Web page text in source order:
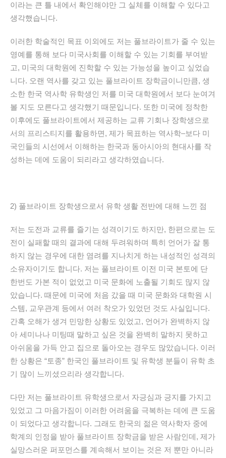
이라는 큰 틀 내에서 확인해야만 그 실체를 이해할 수 있다고
생각했습니다.
이러한 학술적인 목표 이외에도 저는 풀브라이트가 줄 수 있는
영예를 통해 보다 미국사회를 이해할 수 있는 기회를 부여받
고, 미국의 대학원에 진학할 수 있는 가능성을 높이고 싶었습
니다. 오랜 역사를 갖고 있는 풀브라이트 장학금이니만큼, 생
소한 한국 역사학 유학생인 저를 미국 대학원에서 보다 눈여겨
볼 지도 모른다고 생각했기 때문입니다. 또한 미국에 정착한
이후에도 풀브라이트에서 제공하는 교류 기회나 장학생으로
서의 프리스티지를 활용하면, 제가 목표하는 역사학–보다 미
국인들의 시선에서 이해하는 한국과 동아시아의 현대사를 작
성하는 데에 도움이 되리라고 생각하였습니다.
2) 풀브라이트 장학생으로서 유학 생활 전반에 대해 느낀 점
저는 도전과 교류를 즐기는 성격이기도 하지만, 한편으로는 도
전이 실패할 때의 결과에 대해 두려워하며 특히 언어가 잘 통
하지 않는 경우에 대한 염려를 지나치게 하는 내성적인 성격의
소유자이기도 합니다. 저는 풀브라이트 이전 미국 본토에 단
한번도 가본 적이 없었고 미국 문화에 노출될 기회도 많지 않
았습니다. 때문에 미국에 처음 갔을 때 미국 문화와 대학원 시
스템, 교우관계 등에서 여러 착오가 있었던 것도 사실입니다.
간혹 오해가 생겨 민망한 상황도 있었고, 언어가 완벽하지 않
아 세미나나 미팅때 말하고 싶은 것을 완벽히 말하지 못하고
아쉬움을 가득 안고 집으로 돌아오는 경우도 많았습니다. 이러
한 상황은 “토종” 한국인 풀브라이트 및 유학생 분들이 유학 초
기 많이 느끼셨으리라 생각합니다.
다만 저는 풀브라이트 유학생으로서 자긍심과 긍지를 가지고
있었고 그 마음가짐이 이러한 어려움을 극복하는 데에 큰 도움
이 되었다고 생각합니다. 그래도 한국의 젊은 역사학자 중에
학계의 인정을 받아 풀브라이트 장학금을 받은 사람인데, 제가
실망스러운 퍼포먼스를 계속해서 보이는 것은 저 뿐만 아니라